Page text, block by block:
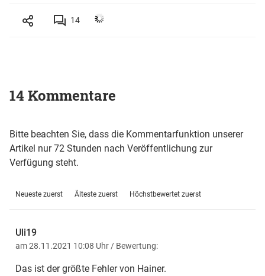
14
14 Kommentare
Bitte beachten Sie, dass die Kommentarfunktion unserer
Artikel nur 72 Stunden nach Veröffentlichung zur
Verfügung steht.
Neueste zuerst Älteste zuerst Höchstbewertet zuerst
Uli19
am 28.11.2021 10:08 Uhr / Bewertung:
Das ist der größte Fehler von Hainer.